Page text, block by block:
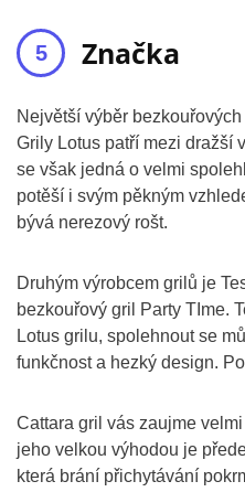
Značka
Největší výběr
Grily Lotus patří mezi dražší
se však jedná o velmi
potěší i svým pěkným
bývá nerezový rošt.
Druhým výrobcem grilů je
bezkouřový gril Party TIme.
Lotus grilu, spolehnout se
funkčnost a hezký design.
Cattara gril vás zaujme
jeho velkou výhodou je
která brání přichytávání